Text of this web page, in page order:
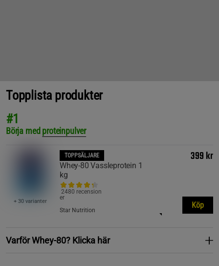
Topplista produkter
#1
Börja med proteinpulver
+ 30 varianter
TOPPSÄLJARE
Whey-80 Vassleprotein 1
kg
2480 recension
er
Star Nutrition
399 kr
Köp
Varför Whey-80? Klicka här